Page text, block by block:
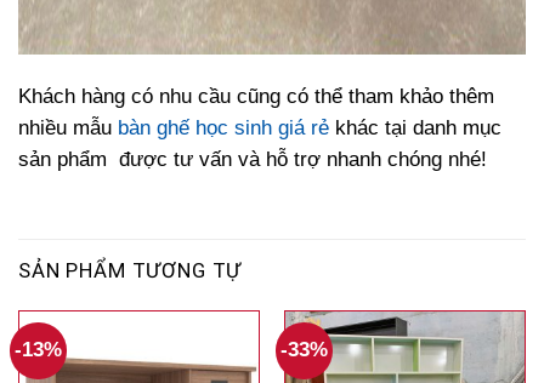
Khách hàng có nhu cầu cũng có thể tham khảo thêm
nhiều mẫu bàn ghế học sinh giá rẻ khác tại danh mục
sản phẩm được tư vấn và hỗ trợ nhanh chóng nhé!
SẢN PHẨM TƯƠNG TỰ
-13% -33%